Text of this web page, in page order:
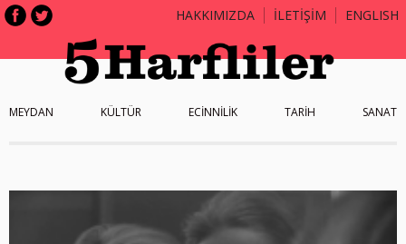
HAKKIMIZDA İLETİŞİM ENGLISH
MEYDAN KÜLTÜR ECİNNİLİK TARİH SANAT